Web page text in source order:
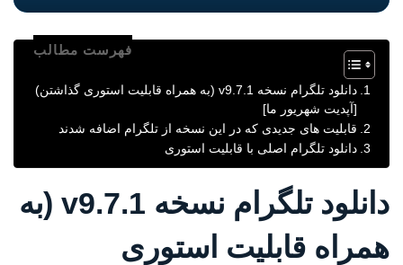
فهرست مطالب
دانلود تلگرام نسخه v9.7.1 (به همراه قابلیت استوری گذاشتن)
[آپدیت شهریور ما]
قابلیت های جدیدی که در این نسخه از تلگرام اضافه شدند
دانلود تلگرام اصلی با قابلیت استوری
دانلود تلگرام نسخه v9.7.1 (به
همراه قابلیت استوری